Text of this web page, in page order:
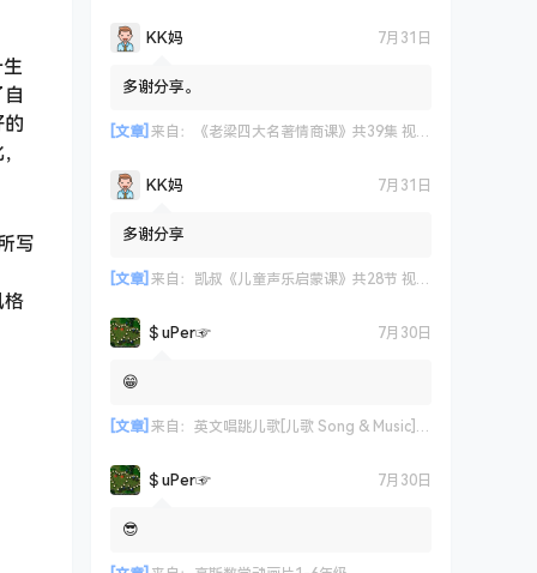
写
格
KK妈 7月31日
多谢分享。
[文章] 来自： 《老梁四大名著情商课》共39集 视频课程
KK妈 7月31日
多谢分享
[文章] 来自： 凯叔《儿童声乐启蒙课》共28节 视频课程
＄uΡer☞ 7月30日
😁
[文章] 来自： 英文唱跳儿歌[儿歌 Song & Music] 艾米咕噜
＄uΡer☞ 7月30日
😎